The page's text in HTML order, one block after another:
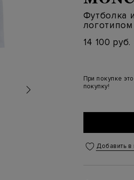
Футболка
14 100 руб.
При покупке
покупку!
Добавить в